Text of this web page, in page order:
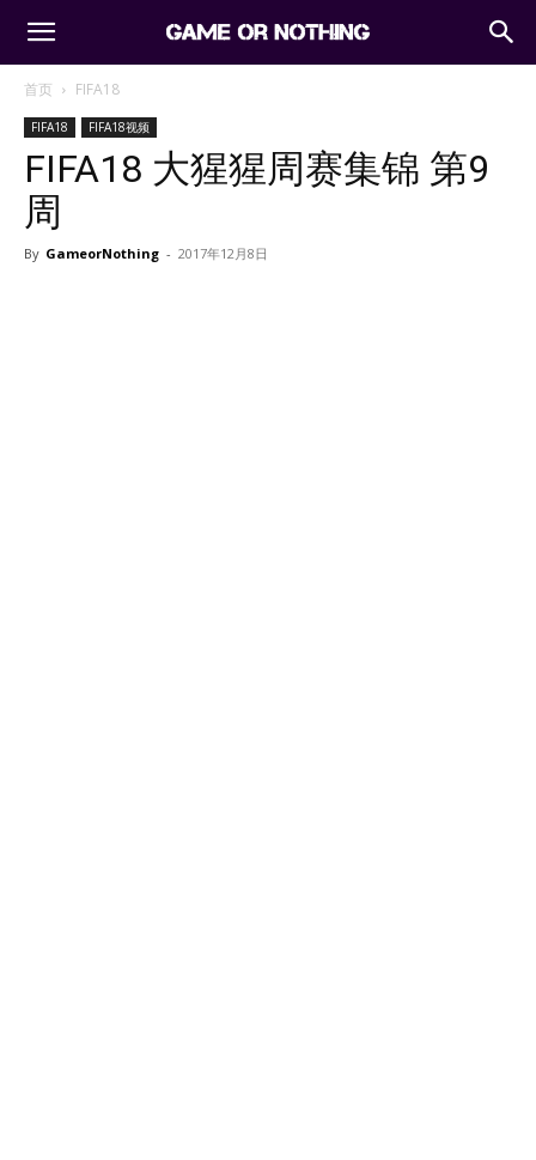
首页 FIFA18
FIFA18 FIFA18视频
FIFA18 大猩猩周赛集锦 第9
周
By GameorNothing - 2017年12月8日